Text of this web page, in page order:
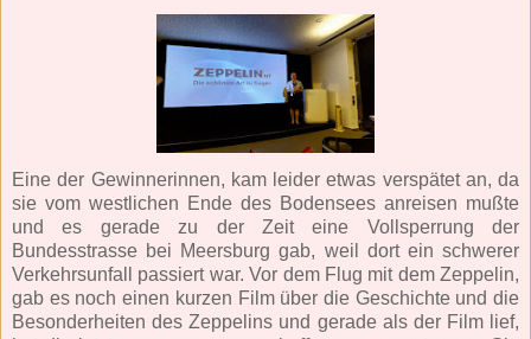
Eine der Gewinnerinnen, kam leider etwas verspätet an, da
sie vom westlichen Ende des Bodensees anreisen mußte
und es gerade zu der Zeit eine Vollsperrung der
Bundesstrasse bei Meersburg gab, weil dort ein schwerer
Verkehrsunfall passiert war. Vor dem Flug mit dem Zeppelin,
gab es noch einen kurzen Film über die Geschichte und die
Besonderheiten des Zeppelins und gerade als der Film lief,